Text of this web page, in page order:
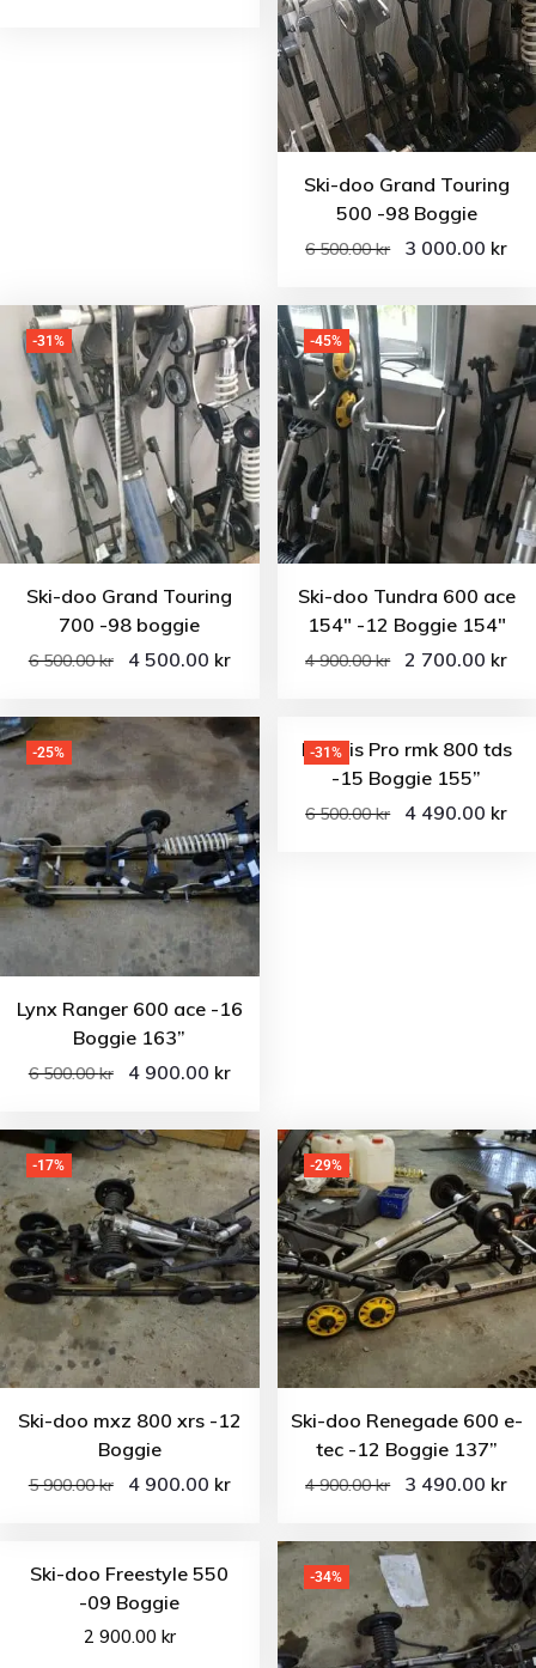
Ski-doo Grand Touring
500 -98 Boggie
6 500.00kr 3 000.00 kr
-31%
Ski-doo Grand Touring
700 -98 boggie
6 500.00kr 4 500.00 kr
-45%
Ski-doo Tundra 600 ace
154″ -12 Boggie 154″
4 900.00kr 2 700.00 kr
-25%
Lynx Ranger 600 ace -16
Boggie 163”
6 500.00kr 4 900.00 kr
-31%
Polaris Pro rmk 800 tds
-15 Boggie 155”
6 500.00kr 4 490.00 kr
-17%
Ski-doo mxz 800 xrs -12
Boggie
5 900.00kr 4 900.00 kr
-29%
Ski-doo Renegade 600 e-
tec -12 Boggie 137”
4 900.00kr 3 490.00 kr
Ski-doo Freestyle 550
-09 Boggie
2 900.00 kr
-34%